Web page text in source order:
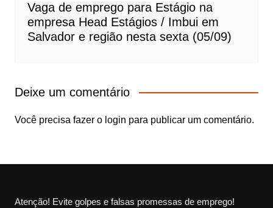
Vaga de emprego para Estágio na
empresa Head Estágios / Imbui em
Salvador e região nesta sexta (05/09)
Deixe um comentário
Você precisa fazer o login para publicar um comentário.
Atenção! Evite golpes e falsas promessas de emprego!